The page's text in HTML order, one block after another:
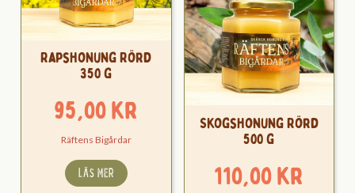
Rapshonung Rörd
350 g
95,00kr
Räftens Bigårdar
LÄS MER
Skogshonung Rörd
500 g
110,00kr